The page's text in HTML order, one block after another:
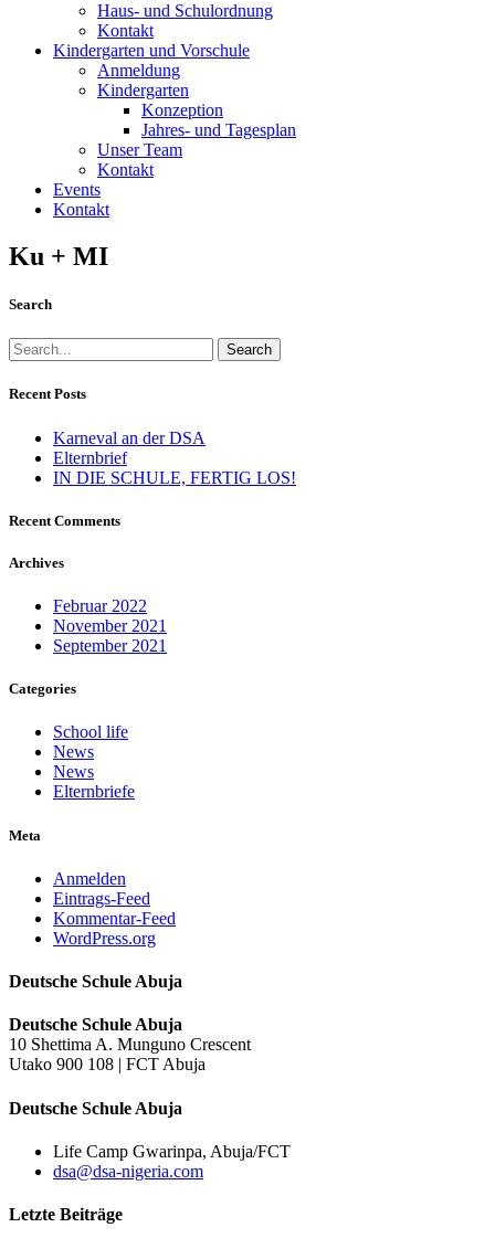
Haus- und Schulordnung
Kontakt
Kindergarten und Vorschule
Anmeldung
Kindergarten
Konzeption
Jahres- und Tagesplan
Unser Team
Kontakt
Events
Kontakt
Ku + MI
Search
Search
Recent Posts
Karneval an der DSA
Elternbrief
IN DIE SCHULE, FERTIG LOS!
Recent Comments
Archives
Februar 2022
November 2021
September 2021
Categories
School life
News
News
Elternbriefe
Meta
Anmelden
Eintrags-Feed
Kommentar-Feed
WordPress.org
Deutsche Schule Abuja
Deutsche Schule Abuja
10 Shettima A. Munguno Crescent
Utako 900 108 | FCT Abuja
Deutsche Schule Abuja
Life Camp Gwarinpa, Abuja/FCT
dsa@dsa-nigeria.com
Letzte Beiträge